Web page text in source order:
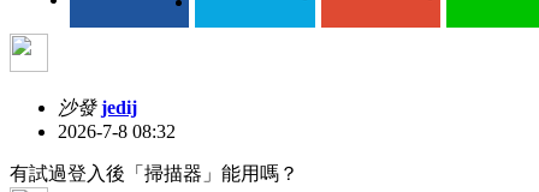
沙發 jedij
2026-7-8 08:32
有試過登入後「掃描器」能用嗎？